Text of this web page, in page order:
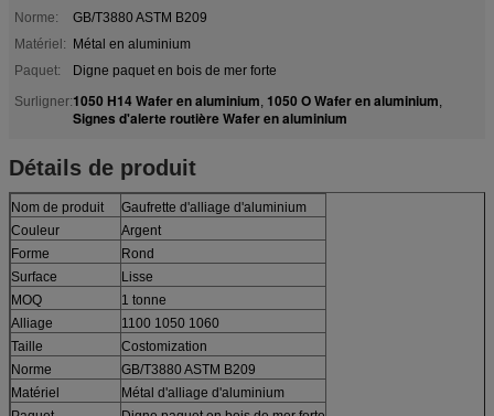
Norme:
GB/T3880 ASTM B209
Matériel: Métal en aluminium
Paquet:
Digne paquet en bois de mer forte
Surligner:1050 H14 Wafer en aluminium, 1050 O Wafer en aluminium,
Signes d'alerte routière Wafer en aluminium
Détails de produit
Nom de produit
Gaufrette d'alliage d'aluminium
Couleur
Argent
Forme
Rond
Surface
Lisse
MOQ
1 tonne
Alliage
1100 1050 1060
Taille
Costomization
Norme
GB/T3880 ASTM B209
Matériel
Métal d'alliage d'aluminium